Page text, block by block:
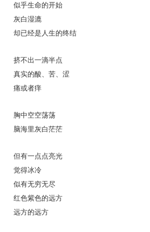
似乎生命的开始
灰白湿漉
却已经是人生的终结
挤不出一滴半点
真实的酸、苦、涩
痛或者痒
胸中空空荡荡
脑海里灰白茫茫
但有一点点亮光
觉得冰冷
似有无穷无尽
红色紫色的远方
远方的远方